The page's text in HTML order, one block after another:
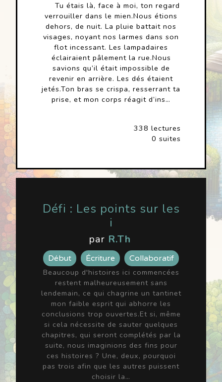
Tu étais là, face à moi, ton regard
verrouiller dans le mien.Nous étions
dehors, de nuit. La pluie battait nos
visages, noyant nos larmes dans son
flot incessant. Les lampadaires
éclairaient pâlement la rue.Nous
savions qu’il était impossible de
revenir en arrière. Les dés étaient
jetés.Ton bras se crispa, resserrant ta
prise, et mon corps réagit d’ins…
338 lectures
0 suites
Défi : Les points sur les
i
par R.Th
Début Écriture
Collaboratif
Beaucoup d'histoires ici commencées
restent malheureusement sans
lendemain, ce qui chagrine un tantinet
mon faible esprit qui abhorre les
conclusions trop ouvertes.Et si, même
si cela nécessite de sauter quelques
chapitres, qui seront complétés par la
suite, nous imaginions des fins pour
ces histoires ? Une, deux, pourquoi
pas trois afin que les autres puissent
choisir la…